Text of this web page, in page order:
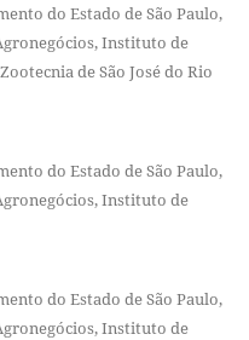
do Estado de São Paulo,
Instituto de
de São José do Rio
do Estado de São Paulo,
Instituto de
do Estado de São Paulo,
Instituto de